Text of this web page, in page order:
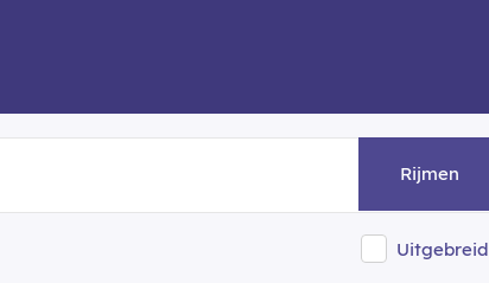
Rijmen
Uitgebreid